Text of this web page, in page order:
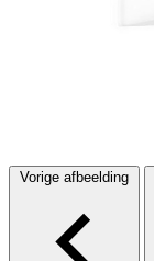
Vorige afbeelding